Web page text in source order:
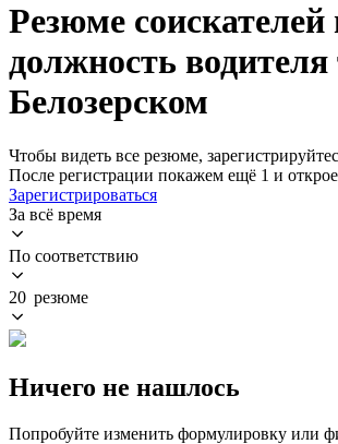
Резюме соискателей
должность водителя
Белозерском
Чтобы видеть все резюме,
После регистрации покажем ещё 1 и
Зарегистрироваться
За всё время
По соответствию
20 резюме
Ничего не нашлось
Попробуйте изменить формулировку или